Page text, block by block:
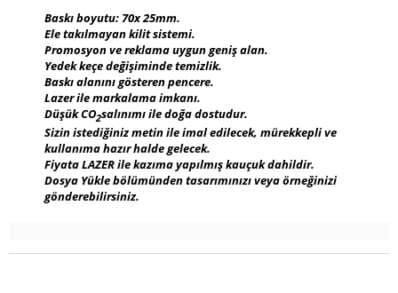
Baskı boyutu: 70x 25mm.
Ele takılmayan kilit sistemi.
Promosyon ve reklama uygun geniş alan.
Yedek keçe değişiminde temizlik.
Baskı alanını gösteren pencere.
Lazer ile markalama imkanı.
Düşük CO2salınımı ile doğa dostudur.
Sizin istediğiniz metin ile imal edilecek, mürekkepli ve
kullanıma hazır halde gelecek.
Fiyata LAZER ile kazıma yapılmış kauçuk dahildir.
Dosya Yükle bölümünden tasarımınızı veya örneğinizi
gönderebilirsiniz.